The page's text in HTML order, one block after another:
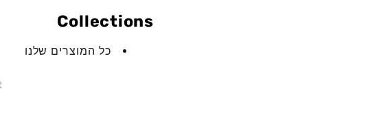
Collections
כל המוצרים שלנו